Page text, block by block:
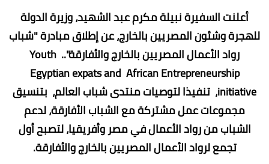
أعلنت السفيرة نبيلة مكرم عبد الشهيد، وزيرة الدولة
للهجرة وشئون المصريين بالخارج، عن إطلاق مبادرة "شباب
رواد الأعمال المصريين بالخارج والأفارقة".. Youth
Egyptian expats and African Entrepreneurship
initiative، تنفيذا لتوصيات منتدى شباب العالم، بتنسيق
مجموعات عمل مشتركة مع الشباب الأفارقة، لدعم
الشباب من رواد الأعمال في مصر وأفريقيا، لتصبح أول
تجمع لرواد الأعمال المصريين بالخارج والأفارقة.